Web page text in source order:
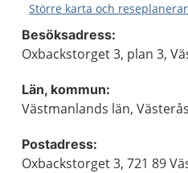
Större karta och
Besöksadress:
Oxbackstorget 3, plan 3,
Län, kommun:
Västmanlands län, Västerås
Postadress:
Oxbackstorget 3, 721 89